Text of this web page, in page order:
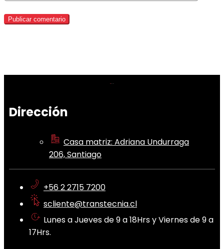
Dirección
Casa matriz: Adriana Undurraga
206, Santiago
+56 2 2715 7200
scliente@transtecnia.cl
Lunes a Jueves de 9 a 18Hrs y Viernes de 9 a
17Hrs.